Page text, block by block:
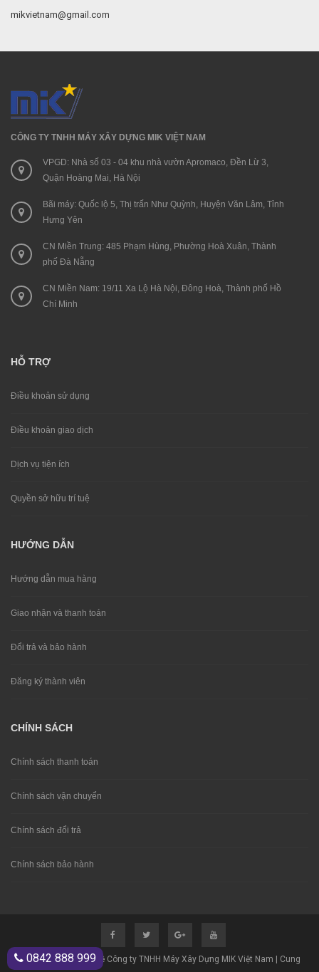
mikvietnam@gmail.com
CÔNG TY TNHH MÁY XÂY DỰNG MIK VIỆT NAM
VPGD: Nhà số 03 - 04 khu nhà vườn Apromaco, Đền Lừ 3,
Quận Hoàng Mai, Hà Nội
Bãi máy: Quốc lộ 5, Thị trấn Như Quỳnh, Huyện Văn Lâm, Tỉnh
Hưng Yên
CN Miền Trung: 485 Phạm Hùng, Phường Hoà Xuân, Thành
phố Đà Nẵng
CN Miền Nam: 19/11 Xa Lộ Hà Nội, Đông Hoà, Thành phố Hồ
Chí Minh
HỖ TRỢ
Điều khoản sử dụng
Điều khoản giao dịch
Dịch vụ tiện ích
Quyền sở hữu trí tuệ
HƯỚNG DẪN
Hướng dẫn mua hàng
Giao nhận và thanh toán
Đổi trả và bảo hành
Đăng ký thành viên
CHÍNH SÁCH
Chính sách thanh toán
Chính sách vận chuyển
Chính sách đổi trả
Chính sách bảo hành
© Bản quyền thuộc về Công ty TNHH Máy Xây Dựng MIK Việt Nam | Cung
0842 888 999